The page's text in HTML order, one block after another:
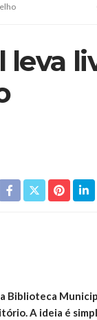
A ideia é